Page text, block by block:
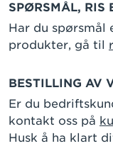
SPØRSMÅL, RIS
Har du
produkter, gå til
BESTILLING AV
Er du
kontakt oss på
Husk å ha klart